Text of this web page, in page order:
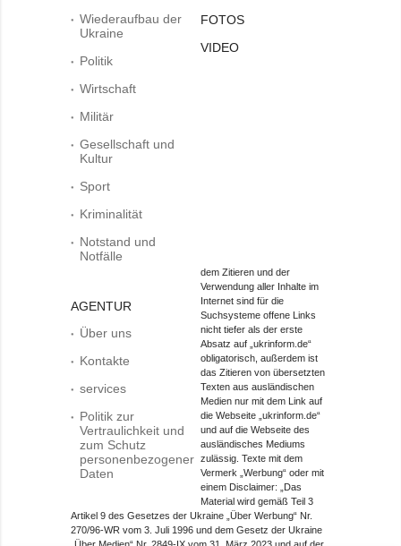
Wiederaufbau der
Ukraine
Politik
Wirtschaft
Militär
Gesellschaft und
Kultur
Sport
Kriminalität
Notstand und
Notfälle
AGENTUR
Über uns
Kontakte
services
Politik zur
Vertraulichkeit und
zum Schutz
personenbezogener
Daten
FOTOS
VIDEO
dem Zitieren und der
Verwendung aller Inhalte im
Internet sind für die
Suchsysteme offene Links
nicht tiefer als der erste
Absatz auf „ukrinform.de“
obligatorisch, außerdem ist
das Zitieren von übersetzten
Texten aus ausländischen
Medien nur mit dem Link auf
die Webseite „ukrinform.de“
und auf die Webseite des
ausländisches Mediums
zulässig. Texte mit dem
Vermerk „Werbung“ oder mit
einem Disclaimer: „Das
Material wird gemäß Teil 3
Artikel 9 des Gesetzes der Ukraine „Über Werbung“ Nr.
270/96-WR vom 3. Juli 1996 und dem Gesetz der Ukraine
„Über Medien“ Nr. 2849-IX vom 31. März 2023 und auf der